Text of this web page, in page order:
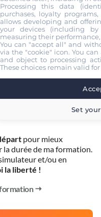
".
de mon auto-école
des cours de
pour mieux
la durée de ma formation.
et/ou en
la liberté !
Processing this data
purchases, loyalty
allows developing and
your devices (including
measuring their
You can "accept all" and
via the "cookie" icon. You
and object to processing
These choices remain valid
Set